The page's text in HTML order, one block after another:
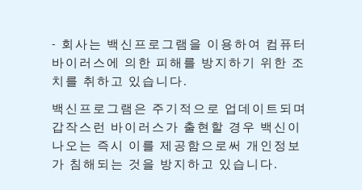
- 회사는 백신프로그램을 이용하여
컴퓨터
바이러스에
의한 피해를 방지하기 위한 조
치를 취하고 있습니다 .
백신프로그램은 주기적으로
업데이트되며
갑작스런
바이러스가 출현할 경우 백신이
나오는 즉시 이를 제공함으로써
개인정보
가 침해되는 것을 방지하고 있습니다 .